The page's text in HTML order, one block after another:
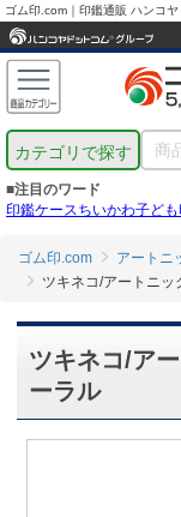
ゴム印.com｜印鑑通販 ハンコ
カテゴリで探す
■注目のワード
印鑑ケースちいかわ子ど
ゴム印.com
アートニ
ツキネコ/アートニ
ツキネコ/ア
ーラル